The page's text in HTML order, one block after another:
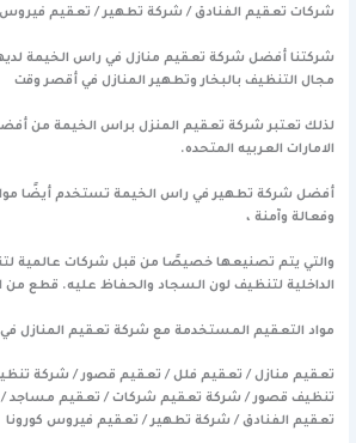
شركات تعقيم الفنادق / شركة تطهير / تعقيم فيروس
شركتنا أفضل شركة تعقيم منازل في راس الخيمة
مجال التنظيف بالبخار وتطهير المنازل في أقصر وقت
لذلك تعتبر شركة تعقيم المنزل براس الخيمة من
الامارات العربيه المتحده.
أفضل شركة تطهير في راس الخيمة تستخدم أيضًا مواد
وفعالة وآمنة ،
والتي يتم تصنيعها خصيصًا من قبل شركات عالمية
الداخلية لتنظيف لون السجاد والحفاظ عليه. قطع
مواد التعقيم المستخدمة مع شركة تعقيم المنازل
تعقيم منازل / تعقيم فلل / تعقيم قصور / شركة
تنظيف قصور / شركة تعقيم شركات / تعقيم مساجد
تعقيم الفنادق / شركة تطهير / تعقيم فيروس كورونا